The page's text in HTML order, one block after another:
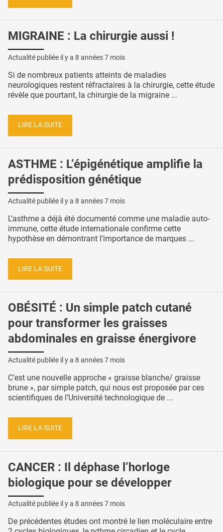
MIGRAINE : La chirurgie aussi !
Actualité publiée il y a 8 années 7 mois
Si de nombreux patients atteints de maladies
neurologiques restent réfractaires à la chirurgie, cette étude
révèle que pourtant, la chirurgie de la migraine ...
LIRE LA SUITE
ASTHME : L’épigénétique amplifie la
prédisposition génétique
Actualité publiée il y a 8 années 7 mois
L’asthme a déjà été documenté comme une maladie auto-
immune, cette étude internationale confirme cette
hypothèse en démontrant l’importance de marques ...
LIRE LA SUITE
OBÉSITÉ : Un simple patch cutané
pour transformer les graisses
abdominales en graisse énergivore
Actualité publiée il y a 8 années 7 mois
C’est une nouvelle approche « graisse blanche/ graisse
brune », par simple patch, qui nous est proposée par ces
scientifiques de l’Université technologique de ...
LIRE LA SUITE
CANCER : Il déphase l’horloge
biologique pour se développer
Actualité publiée il y a 8 années 7 mois
De précédentes études ont montré le lien moléculaire entre